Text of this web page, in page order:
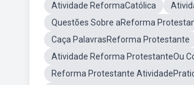
Atividade ReformaCatólica
Questões Sobre aReforma
Caça PalavrasReforma Protestante
Atividade Reforma ProtestanteOu
Reforma Protestante